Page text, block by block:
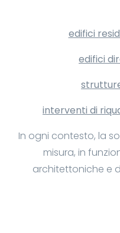
edifici
edifici
interventi di
In ogni contesto, la
misura, in
architettoniche e